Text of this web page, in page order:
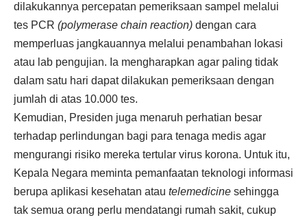
dilakukannya percepatan pemeriksaan sampel melalui
tes PCR (polymerase chain reaction) dengan cara
memperluas jangkauannya melalui penambahan lokasi
atau lab pengujian. Ia mengharapkan agar paling tidak
dalam satu hari dapat dilakukan pemeriksaan dengan
jumlah di atas 10.000 tes.
Kemudian, Presiden juga menaruh perhatian besar
terhadap perlindungan bagi para tenaga medis agar
mengurangi risiko mereka tertular virus korona. Untuk itu,
Kepala Negara meminta pemanfaatan teknologi informasi
berupa aplikasi kesehatan atau telemedicine sehingga
tak semua orang perlu mendatangi rumah sakit, cukup